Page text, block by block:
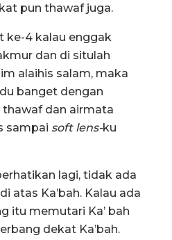
pun thawaf juga.
ke-4 kalau enggak
dan di situlah
alaihis salam, maka
banget dengan
dan airmata
sampai soft lens-ku
lagi, tidak ada
atas Ka’bah. Kalau ada
itu memutari Ka’ bah
dekat Ka’bah.